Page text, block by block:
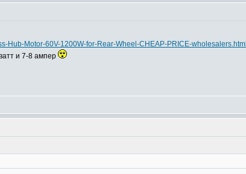
Hub-Motor-60V-1200W-for-Rear-Wheel-CHEAP-PRICE-wholesalers.html
и 7-8 ампер